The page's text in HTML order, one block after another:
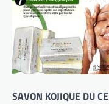
SAVON KOJIQUE DU